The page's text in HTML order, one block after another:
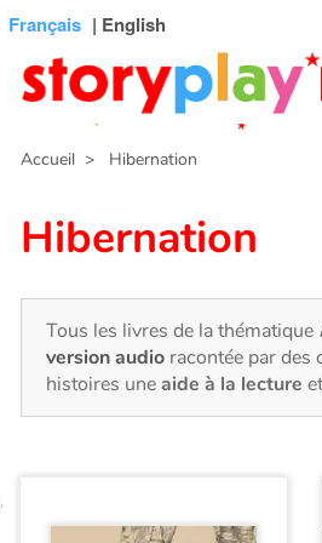
Français | English
Accueil > Hibernation
Hibernation
Tous les livres de la thématique
version audio racontée par des
histoires uneaide à la lecture